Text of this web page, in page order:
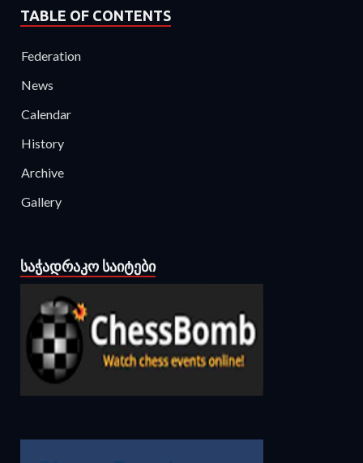
TABLE OF CONTENTS
Federation
News
Calendar
History
Archive
Gallery
ᲡᲐᲭᲐᲓᲠᲐᲙᲝ ᲡᲐᲘᲢᲔᲑᲘ